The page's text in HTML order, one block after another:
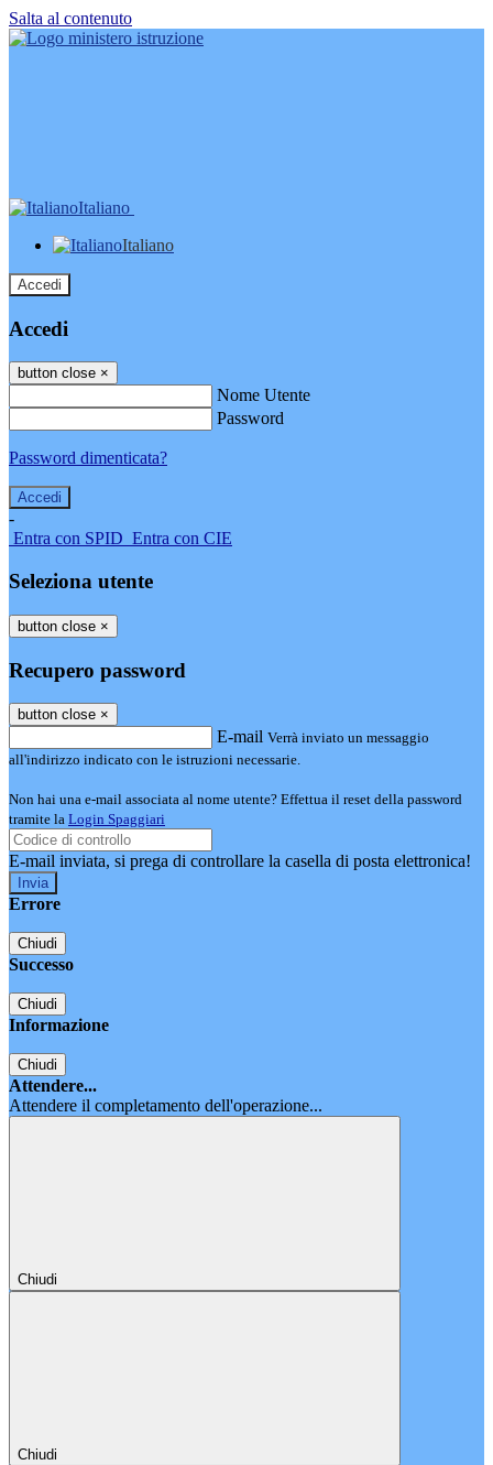
Salta al contenuto
Italiano
Italiano
Accedi
Accedi
button close ×
Nome Utente
Password
Password dimenticata?
-
Entra con SPID Entra con CIE
Seleziona utente
button close ×
Recupero password
button close ×
E-mail Verrà inviato un messaggio
all'indirizzo indicato con le istruzioni necessarie.
Non hai una e-mail associata al nome utente? Effettua il reset della password
tramite la Login Spaggiari
E-mail inviata, si prega di controllare la casella di posta elettronica!
Errore
Chiudi
Successo
Chiudi
Informazione
Chiudi
Attendere...
Attendere il completamento dell'operazione...
Chiudi
Chiudi